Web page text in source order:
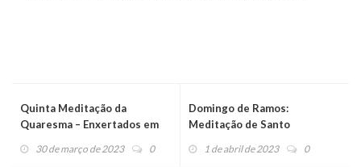
Quinta Meditação da
Quaresma – Enxertados em
30 de março de 2023 0
Domingo de Ramos:
Meditação de Santo
1 de abril de 2023 0